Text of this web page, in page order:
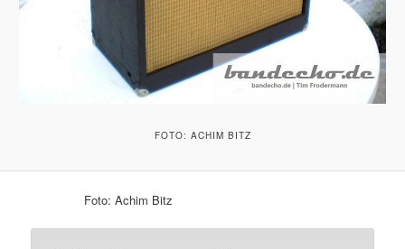
FOTO: ACHIM BITZ
Foto: Achim Bitz